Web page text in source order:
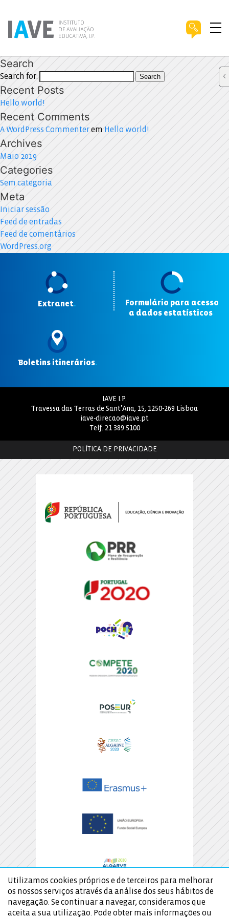
Search
Search for: Search
Recent Posts
Hello world!
Recent Comments
A WordPress Commenterem Hello world!
Archives
Maio 2019
Categories
Sem categoria
Meta
Iniciar sessão
Feed de entradas
Feed de comentários
WordPress.org
Extranet.
Formulário para acesso
a dados estatísticos
Boletins itinerários.
IAVE I.P.
Travessa das Terras de Sant’Ana, 15, 1250-269 Lisboa
iave-direcao@iave.pt
Telf. 21 389 5100
POLÍTICA DE PRIVACIDADE
Utilizamos cookies próprios e de terceiros para melhorar
os nossos serviços através da análise dos seus hábitos de
navegação. Se continuar a navegar, consideramos que
aceita a sua utilização. Pode obter mais informações ou